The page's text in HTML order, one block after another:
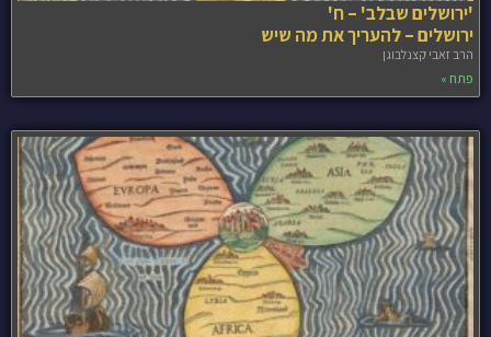
'ירושלים שבלב' – ח'
ירושלים – להעריך את מה שיש
הרב זאבי קצנלבוגן
פתח »